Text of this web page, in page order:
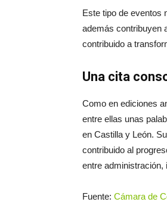
Este tipo de eventos
además contribuyen
contribuido a
Una cita
Como en ediciones
entre ellas unas
en Castilla y León.
contribuido al
entre
Fuente: Cámara de